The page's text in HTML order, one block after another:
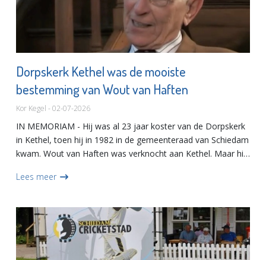
Dorpskerk Kethel was de mooiste
bestemming van Wout van Haften
Kor Kegel - 02-07-2026
IN MEMORIAM - Hij was al 23 jaar koster van de Dorpskerk
in Kethel, toen hij in 1982 in de gemeenteraad van Schiedam
kwam. Wout van Haften was verknocht aan Kethel. Maar hij
Lees meer